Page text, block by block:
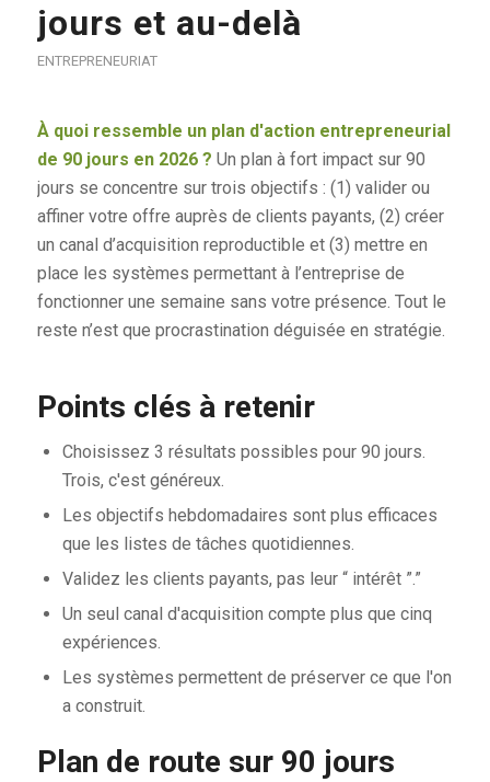
jours et au-delà
ENTREPRENEURIAT
À quoi ressemble un plan d'action entrepreneurial
de 90 jours en 2026 ? Un plan à fort impact sur 90
jours se concentre sur trois objectifs : (1) valider ou
affiner votre offre auprès de clients payants, (2) créer
un canal d’acquisition reproductible et (3) mettre en
place les systèmes permettant à l’entreprise de
fonctionner une semaine sans votre présence. Tout le
reste n’est que procrastination déguisée en stratégie.
Points clés à retenir
Choisissez 3 résultats possibles pour 90 jours.
Trois, c'est généreux.
Les objectifs hebdomadaires sont plus efficaces
que les listes de tâches quotidiennes.
Validez les clients payants, pas leur “ intérêt ”.”
Un seul canal d'acquisition compte plus que cinq
expériences.
Les systèmes permettent de préserver ce que l'on
a construit.
Plan de route sur 90 jours